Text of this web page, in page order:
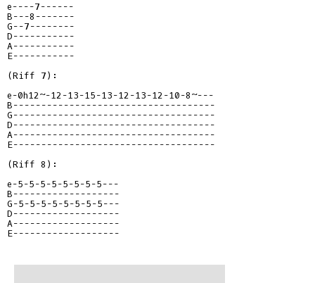
e----7------
B---8-------
G--7--------
D-----------
A-----------
E-----------
(Riff 7):
e-0h12~-12-13-15-13-12-13-12-10-8~---
B------------------------------------
G------------------------------------
D------------------------------------
A------------------------------------
E------------------------------------
(Riff 8):
e-5-5-5-5-5-5-5-5---
B-------------------
G-5-5-5-5-5-5-5-5---
D-------------------
A-------------------
E-------------------